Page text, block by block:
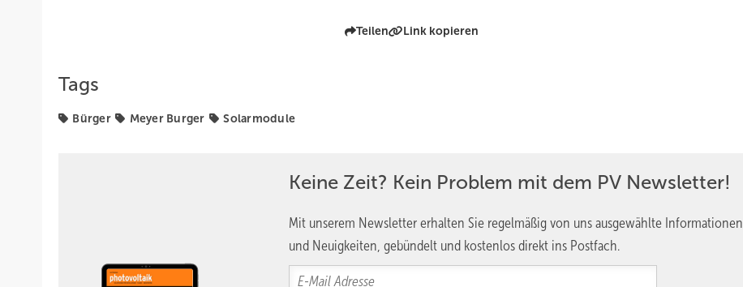
Teilen Link kopieren
Tags
Bürger Meyer Burger Solarmodule
Keine Zeit? Kein Problem mit dem PV Newsletter!
Mit unserem Newsletter erhalten Sie regelmäßig von uns ausgewählte Informationen
und Neuigkeiten, gebündelt und kostenlos direkt ins Postfach.